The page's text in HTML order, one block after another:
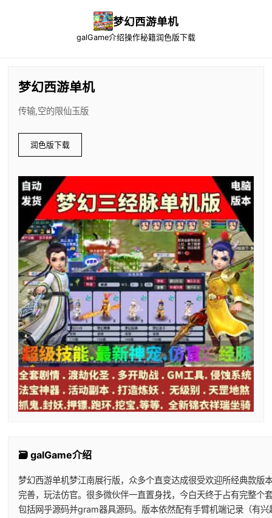
梦幻西游单机
galGame介绍操作秘籍润色版下载
梦幻西游单机
传输,空的限仙玉版
润色版下载
🗃️ galGame介绍
梦幻西游单机梦江南展行版，众多个直变达成很受欢迎所经典款版
完善，玩法仿官。很多微伙伴一直置身找，今白天终于占有完整个
包括网乎源码并gram器具源码。版本依然配有手臂机端记录（有兴